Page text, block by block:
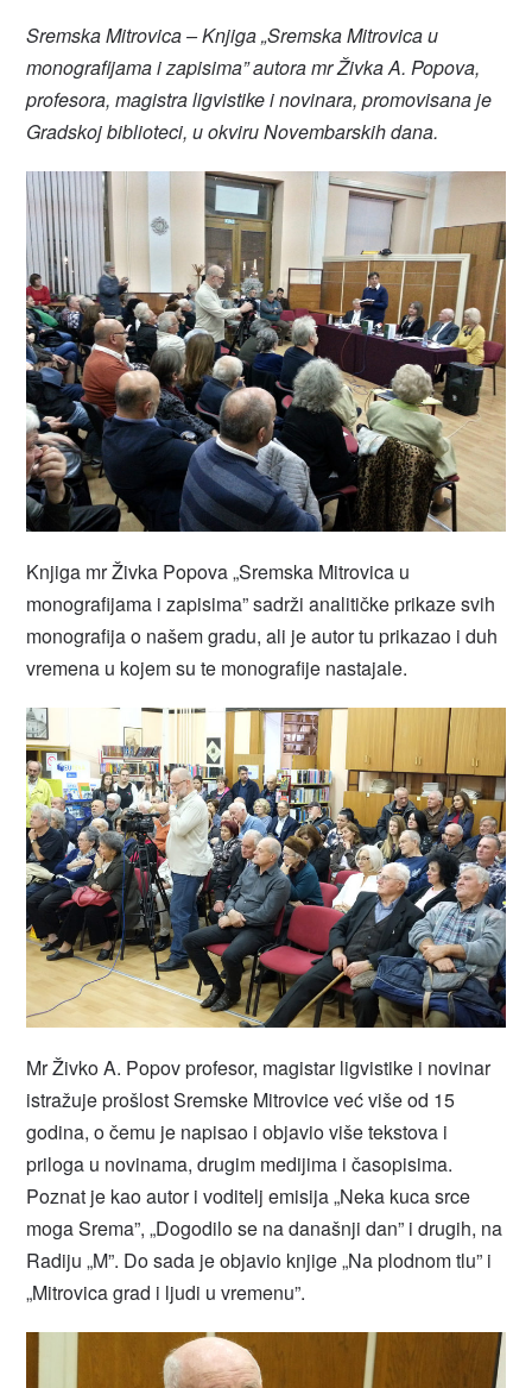
Sremska Mitrovica – Knjiga „Sremska Mitrovica u
monografijama i zapisima” autora mr Živka A. Popova,
profesora, magistra ligvistike i novinara, promovisana je
Gradskoj biblioteci, u okviru Novembarskih dana.
Knjiga mr Živka Popova „Sremska Mitrovica u
monografijama i zapisima” sadrži analitičke prikaze svih
monografija o našem gradu, ali je autor tu prikazao i duh
vremena u kojem su te monografije nastajale.
Mr Živko A. Popov profesor, magistar ligvistike i novinar
istražuje prošlost Sremske Mitrovice već više od 15
godina, o čemu je napisao i objavio više tekstova i
priloga u novinama, drugim medijima i časopisima.
Poznat je kao autor i voditelj emisija „Neka kuca srce
moga Srema”, „Dogodilo se na današnji dan” i drugih, na
Radiju „M”. Do sada je objavio knjige „Na plodnom tlu” i
„Mitrovica grad i ljudi u vremenu”.